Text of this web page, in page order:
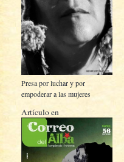
Presa por luchar y por
empoderar a las mujeres
Artículo en